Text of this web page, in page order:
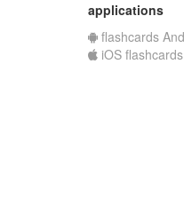
applications
flashcards
iOS flashcards